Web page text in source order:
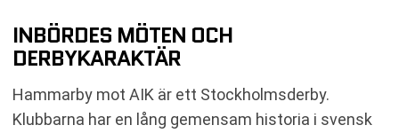
INBÖRDES MÖTEN OCH
DERBYKARAKTÄR
Hammarby mot AIK är ett Stockholmsderby.
Klubbarna har en lång gemensam historia i svensk